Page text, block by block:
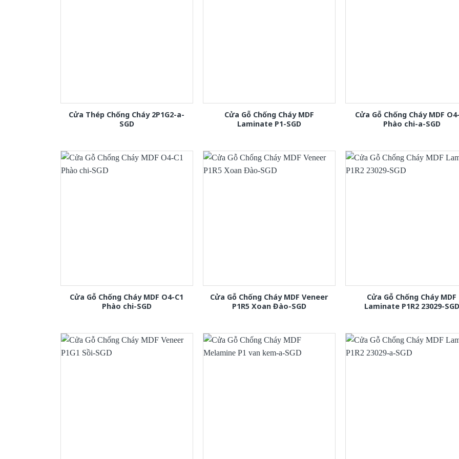
Cửa Thép Chống Cháy 2P1G2-a-
SGD
Cửa Gỗ Chống Cháy MDF
Laminate P1-SGD
Cửa Gỗ Chống Cháy MDF
Phào chi-a-SGD
Cửa Gỗ Chống Cháy MDF O4-C1
Phào chi-SGD
Cửa Gỗ Chống Cháy MDF Veneer
P1R5 Xoan Đào-SGD
Cửa Gỗ Chống Cháy MDF
Laminate P1R2 23029-SGD